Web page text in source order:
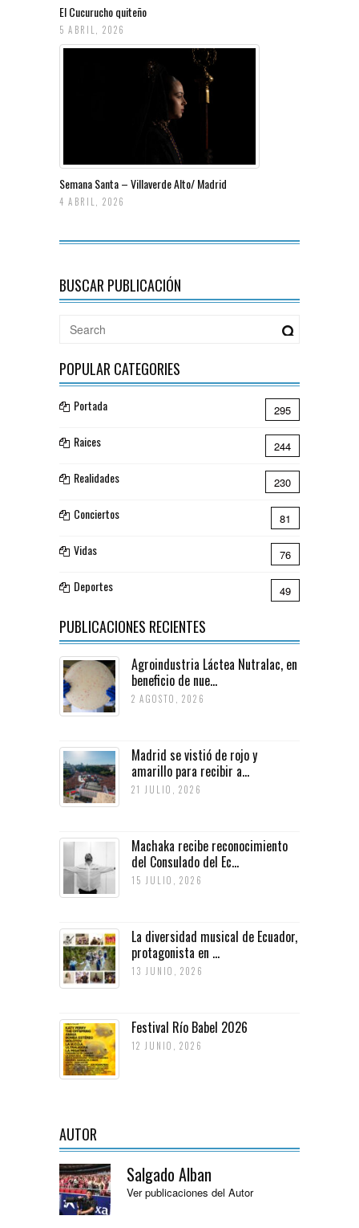
El Cucurucho quiteño
5 ABRIL, 2026
Semana Santa – Villaverde Alto/ Madrid
4 ABRIL, 2026
BUSCAR PUBLICACIÓN
POPULAR CATEGORIES
Portada 295
Raices 244
Realidades 230
Conciertos 81
Vidas 76
Deportes 49
PUBLICACIONES RECIENTES
Agroindustria Láctea Nutralac, en
beneficio de nue...
2 AGOSTO, 2026
Madrid se vistió de rojo y
amarillo para recibir a...
21 JULIO, 2026
Machaka recibe reconocimiento
del Consulado del Ec...
15 JULIO, 2026
La diversidad musical de Ecuador,
protagonista en ...
13 JUNIO, 2026
Festival Río Babel 2026
12 JUNIO, 2026
AUTOR
Salgado Alban
Ver publicaciones del Autor